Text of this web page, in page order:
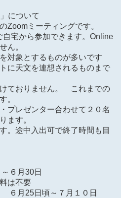
について
Zoomミーティングです。
宅から参加できます。Online
せん。
対象とするものが多いです
に天文を連想されるものまで
ておりません。 これまでの
。
プレゼンター合わせて２０名
ます。
。途中入出可で終了時間も目
集 ～６月30日
は不要
日頃～７月１０日